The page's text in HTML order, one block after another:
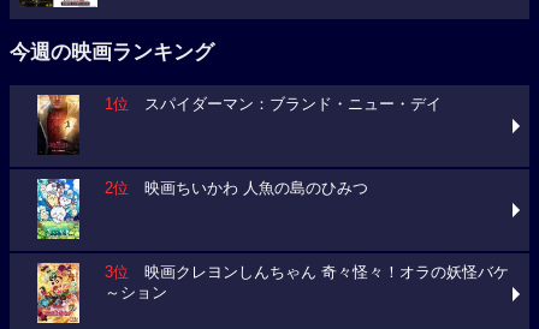
今週の映画ランキング
1位 スパイダーマン：ブランド・ニュー・デイ
2位 映画ちいかわ 人魚の島のひみつ
3位 映画クレヨンしんちゃん 奇々怪々！オラの妖怪バケ
～ション